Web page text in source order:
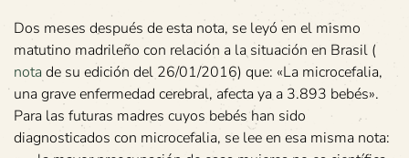
Dos meses después de esta nota, se leyó en el mismo
matutino madrileño con relación a la situación en Brasil (
nota de su edición del 26/01/2016) que: «La microcefalia,
una grave enfermedad cerebral, afecta ya a 3.893 bebés».
Para las futuras madres cuyos bebés han sido
diagnosticados con microcefalia, se lee en esa misma nota: